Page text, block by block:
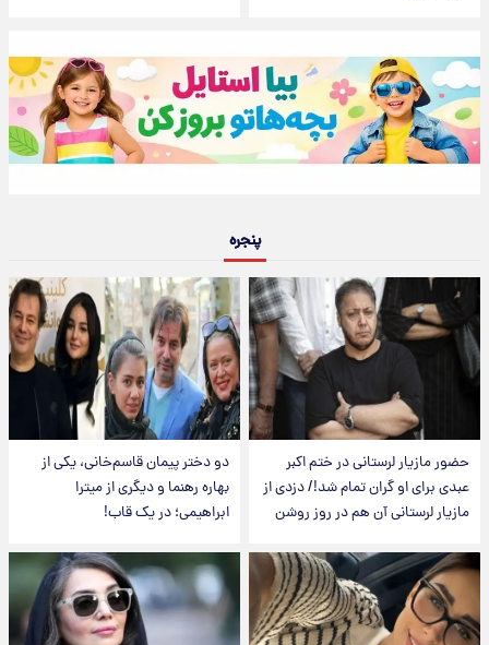
پنجره
حضور مازیار لرستانی در ختم اکبر
عبدی برای او گران تمام شد!/ دزدی از
مازیار لرستانی آن هم در روز روشن
دو دختر پیمان قاسم‌خانی، یکی از
بهاره رهنما و دیگری از میترا
ابراهیمی؛ در یک قاب!